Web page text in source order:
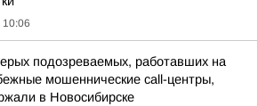
10:06
подозреваемых, работавших на
мошеннические call-центры,
в Новосибирске